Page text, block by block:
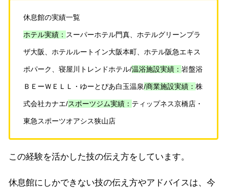
休息館の実績一覧
ホテル実績： スーパーホテル門真、ホテルグリーンプラ
ザ大阪、ホテルルートイン大阪本町、ホテル阪急エキス
ポパーク、寝屋川トレンドホテル/温浴施設実績： 岩盤浴
ＢＥーＷＥＬＬ・ゆーとぴあ白玉温泉/商業施設実績： 株
式会社カナエ/スポーツジム実績： ティップネス京橋店・
東急スポーツオアシス狭山店
この経験を活かした技の伝え方をしています。
休息館にしかできない技の伝え方やアドバイスは、今